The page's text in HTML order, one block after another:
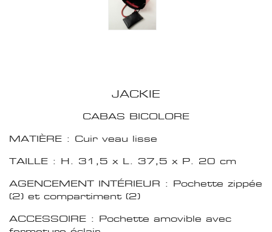
JACKIE
CABAS BICOLORE
MATIÈRE : Cuir veau lisse
TAILLE : H. 31,5 x L. 37,5 x P. 20 cm
AGENCEMENT INTÉRIEUR : Pochette zippée
(2) et compartiment (2)
ACCESSOIRE : Pochette amovible avec